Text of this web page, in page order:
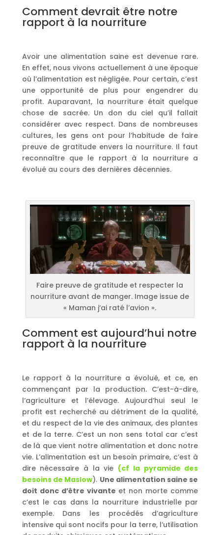
Comment devrait être notre
rapport à la nourriture
Avoir une alimentation saine est devenue rare.
En effet, nous vivons actuellement à une époque
où l’alimentation est négligée. Pour certain, c’est
une opportunité de plus pour engendrer du
profit. Auparavant, la nourriture était quelque
chose de sacrée. Un don du ciel qu’il fallait
considérer avec respect. Dans de nombreuses
cultures, les gens ont pour l’habitude de faire
preuve de gratitude envers la nourriture. Il faut
reconnaître que le rapport à la nourriture a
évolué au cours des dernières décennies.
Faire preuve de gratitude et respecter la
nourriture avant de manger. Image issue de
« Maman j’ai raté l’avion ».
Comment est aujourd’hui notre
rapport à la nourriture
Le rapport à la nourriture a évolué, et ce, en
commençant par la production. C’est-à-dire,
l’agriculture et l’élevage. Aujourd’hui seul le
profit est recherché au détriment de la qualité,
et du respect de la vie des animaux, des plantes
et de la terre. C’est un non sens total car c’est
de là que vient notre alimentation et donc notre
vie. L’alimentation est un besoin primaire, c’est à
dire nécessaire à la vie (cf la pyramide des
besoins de Maslow). Une alimentation saine se
doit donc d’être vivante et non morte comme
c’est le cas dans la nourriture industrielle par
exemple. Dans les procédés d’agriculture
intensive qui sont nocifs pour la terre, l’utilisation